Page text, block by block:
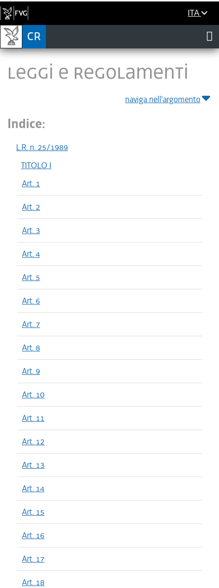
ITA
LEGGI E REGOLAMENTI
naviga nell'argomento
Indice:
L.R. n. 25/1989
TITOLO I
Art. 1
Art. 2
Art. 3
Art. 4
Art. 5
Art. 6
Art. 7
Art. 8
Art. 9
Art. 10
Art. 11
Art. 12
Art. 13
Art. 14
Art. 15
Art. 16
Art. 17
Art. 18